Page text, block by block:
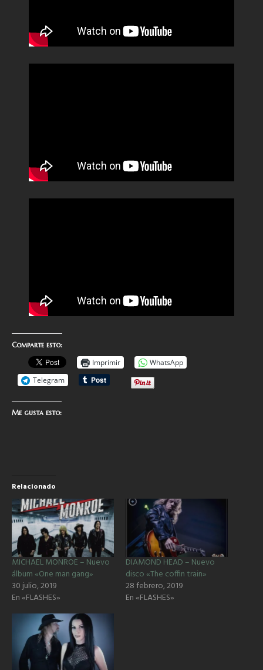
Comparte esto:
Imprimir
WhatsApp
Telegram
Me gusta esto:
Relacionado
MICHAEL MONROE – Nuevo
álbum «One man gang»
30 julio, 2019
En «FLASHES»
DIAMOND HEAD – Nuevo
disco «The coffin train»
28 febrero, 2019
En «FLASHES»